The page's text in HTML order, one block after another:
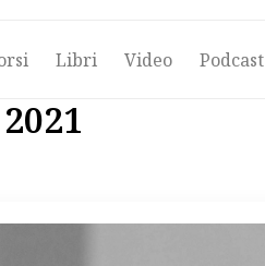
Libri Video Podcast